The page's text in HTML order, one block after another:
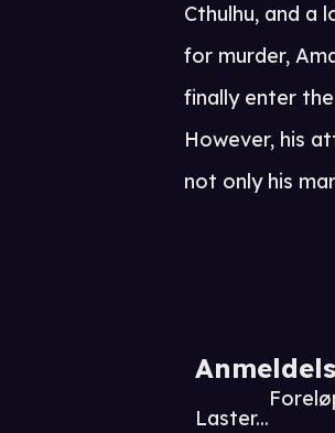
Laster...
Cthulhu, and a
for murder,
finally enter
However, his
not only his